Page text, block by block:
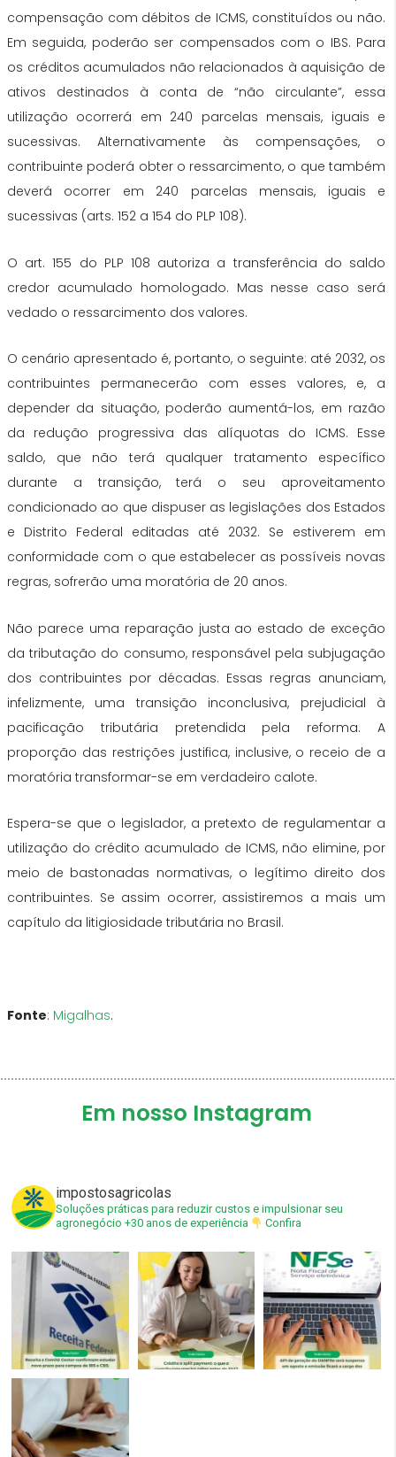
compensação com débitos de ICMS, constituídos ou não.
Em seguida, poderão ser compensados com o IBS. Para
os créditos acumulados não relacionados à aquisição de
ativos destinados à conta de “não circulante”, essa
utilização ocorrerá em 240 parcelas mensais, iguais e
sucessivas. Alternativamente às compensações, o
contribuinte poderá obter o ressarcimento, o que também
deverá ocorrer em 240 parcelas mensais, iguais e
sucessivas (arts. 152 a 154 do PLP 108).
O art. 155 do PLP 108 autoriza a transferência do saldo
credor acumulado homologado. Mas nesse caso será
vedado o ressarcimento dos valores.
O cenário apresentado é, portanto, o seguinte: até 2032, os
contribuintes permanecerão com esses valores, e, a
depender da situação, poderão aumentá-los, em razão
da redução progressiva das alíquotas do ICMS. Esse
saldo, que não terá qualquer tratamento específico
durante a transição, terá o seu aproveitamento
condicionado ao que dispuser as legislações dos Estados
e Distrito Federal editadas até 2032. Se estiverem em
conformidade com o que estabelecer as possíveis novas
regras, sofrerão uma moratória de 20 anos.
Não parece uma reparação justa ao estado de exceção
da tributação do consumo, responsável pela subjugação
dos contribuintes por décadas. Essas regras anunciam,
infelizmente, uma transição inconclusiva, prejudicial à
pacificação tributária pretendida pela reforma. A
proporção das restrições justifica, inclusive, o receio de a
moratória transformar-se em verdadeiro calote.
Espera-se que o legislador, a pretexto de regulamentar a
utilização do crédito acumulado de ICMS, não elimine, por
meio de bastonadas normativas, o legítimo direito dos
contribuintes. Se assim ocorrer, assistiremos a mais um
capítulo da litigiosidade tributária no Brasil.
Fonte: Migalhas.
Em nosso Instagram
impostosagricolas
Soluções práticas para reduzir custos e impulsionar seu
agronegócio +30 anos de experiência Confira